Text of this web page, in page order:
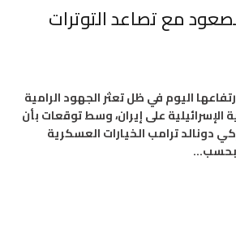
مع تصاعد التوترات
اليوم في ظل تعثر الجهود الرامية
الإسرائيلية على إيران، وسط توقعات بأن
دونالد ترامب الخيارات العسكرية
بحسب…